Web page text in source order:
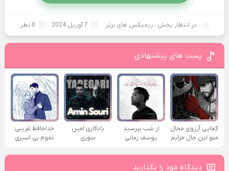
در انتظار پخش ، ریمیکس های برتر 7 آوریل 2024 0 نظر
پست های پیشنهادی
کجایی آرزوی محال
منو این حال خرابم
از شب بپرسید
یوسف زمانی
یادگاری امین
سوری
خداحافظ غریبی
تموم بی اسیری
دیدگاه خود را بگذارید